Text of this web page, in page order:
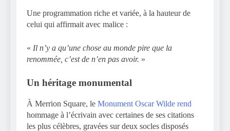
Une programmation riche et variée, à la hauteur de
celui qui affirmait avec malice :
« Il n’y a qu’une chose au monde pire que la
renommée, c’est de n’en pas avoir. »
Un héritage monumental
À Merrion Square, le Monument Oscar Wilde rend
hommage à l’écrivain avec certaines de ses citations
les plus célèbres, gravées sur deux socles disposés